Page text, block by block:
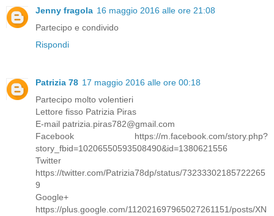
Jenny fragola 16 maggio 2016 alle ore 21:08
Partecipo e condivido
Rispondi
Patrizia 78 17 maggio 2016 alle ore 00:18
Partecipo molto volentieri
Lettore fisso Patrizia Piras
E-mail patrizia.piras782@gmail.com
Facebook https://m.facebook.com/story.php?
story_fbid=10206550593508490&id=1380621556
Twitter
https://twitter.com/Patrizia78dp/status/73233302185722265
9
Google+
https://plus.google.com/112021697965027261151/posts/XN